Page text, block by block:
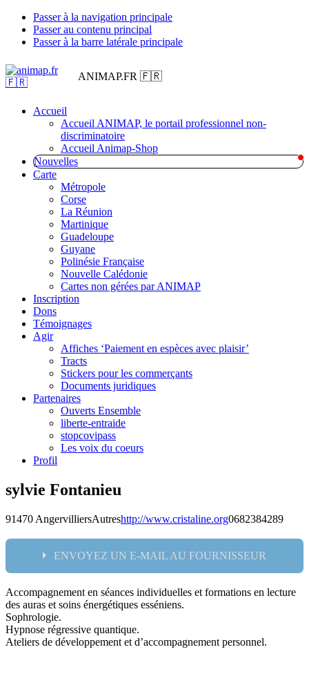
Passer à la navigation principale
Passer au contenu principal
Passer à la barre latérale principale
ANIMAP.FR 🇫🇷
Accueil
Accueil ANIMAP, le portail professionnel non-
discriminatoire
Accueil Animap-Shop
Nouvelles
Carte
Métropole
Corse
La Réunion
Martinique
Guadeloupe
Guyane
Polinésie Française
Nouvelle Calédonie
Cartes non gérées par ANIMAP
Inscription
Dons
Témoignages
Agir
Affiches ‘Paiement en espèces avec plaisir’
Tracts
Stickers pour les commerçants
Documents juridiques
Partenaires
Ouverts Ensemble
liberte-entraide
stopcovipass
Les voix du coeurs
Profil
sylvie Fontanieu
91470 AngervilliersAutreshttp://www.cristaline.org0682384289
ENVOYEZ UN E-MAIL AU FOURNISSEUR
Nom:
email:
Message:
Accompagnement en séances individuelles et formations en lecture
des auras et soins énergétiques esséniens.
Sophrologie.
Hypnose régressive quantique.
Ateliers de développement et d’accompagnement personnel.